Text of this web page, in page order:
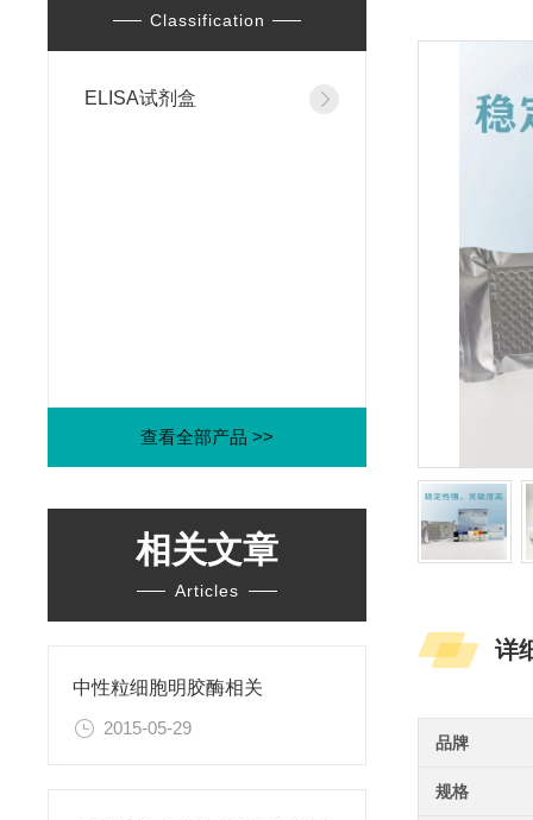
Classification
ELISA试剂盒
查看全部产品 >>
相关文章
Articles
中性粒细胞明胶酶相关
2015-05-29
详
品牌
规格